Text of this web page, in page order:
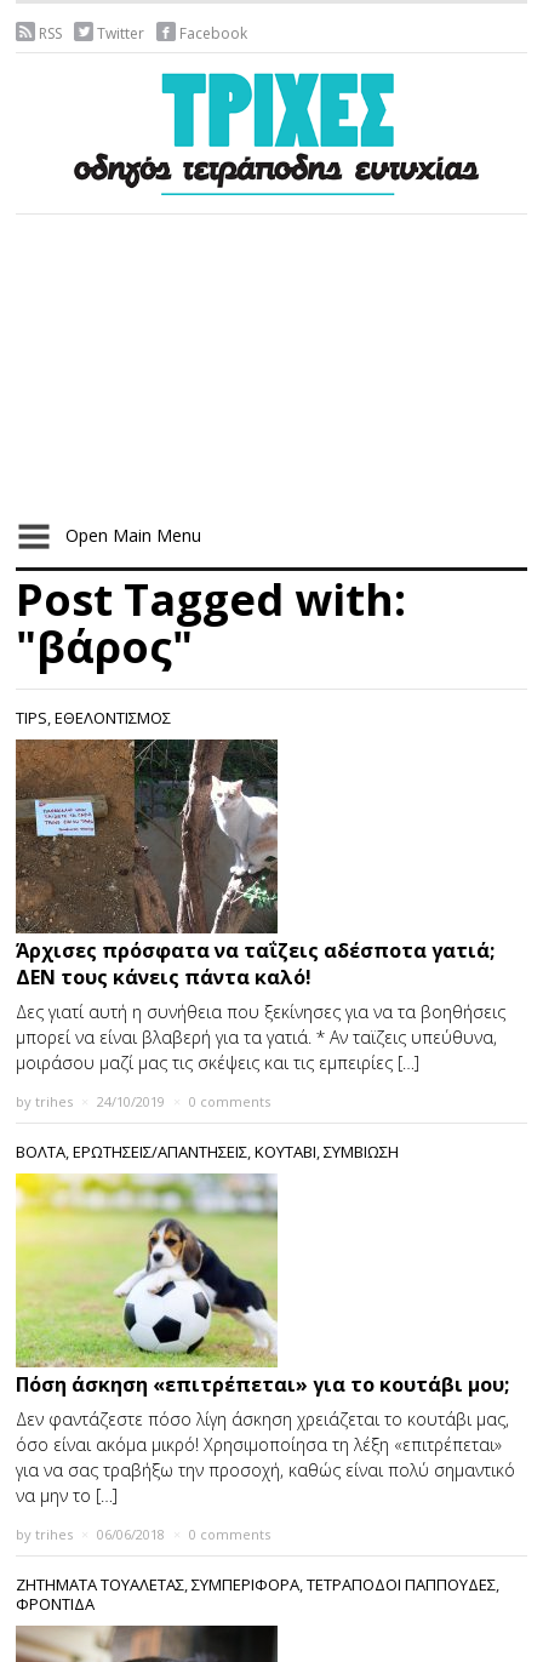
RSS Twitter Facebook
Open Main Menu
Post Tagged with:
"βάρος"
TIPS,ΕΘΕΛΟΝΤΙΣΜΟΣ
Άρχισες πρόσφατα να ταΐζεις αδέσποτα γατιά;
ΔΕΝ τους κάνεις πάντα καλό!
Δες γιατί αυτή η συνήθεια που ξεκίνησες για να τα βοηθήσεις
μπορεί να είναι βλαβερή για τα γατιά. * Αν ταϊζεις υπεύθυνα,
μοιράσου μαζί μας τις σκέψεις και τις εμπειρίες […]
bytrihes 24/10/2019 0 comments
ΒΟΛΤΑ,ΕΡΩΤΗΣΕΙΣ/ΑΠΑΝΤΗΣΕΙΣ,ΚΟΥΤΑΒΙ,ΣΥΜΒΙΩΣΗ
Πόση άσκηση «επιτρέπεται» για το κουτάβι μου;
Δεν φαντάζεστε πόσο λίγη άσκηση χρειάζεται το κουτάβι μας,
όσο είναι ακόμα μικρό! Χρησιμοποίησα τη λέξη «επιτρέπεται»
για να σας τραβήξω την προσοχή, καθώς είναι πολύ σημαντικό
να μην το […]
bytrihes 06/06/2018 0 comments
ΖΗΤΉΜΑΤΑ ΤΟΥΑΛΈΤΑΣ,ΣΥΜΠΕΡΙΦΟΡΑ,ΤΕΤΡΑΠΟΔΟΙ ΠΑΠΠΟΥΔΕΣ,
ΦΡΟΝΤΙΔΑ